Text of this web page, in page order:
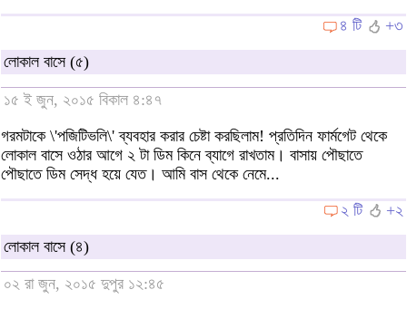
৪ টি
+৩
লোকাল বাসে (৫)
১৫ ই জুন, ২০১৫ বিকাল ৪:৪৭
গরমটাকে \'পজিটিভলি\' ব্যবহার করার চেষ্টা করছিলাম! প্রতিদিন ফার্মগেট থেকে
লোকাল বাসে ওঠার আগে ২ টা ডিম কিনে ব্যাগে রাখতাম। বাসায় পৌছাতে
পৌছাতে ডিম সেদ্ধ হয়ে যেত। আমি বাস থেকে নেমে...
২ টি
+২
লোকাল বাসে (৪)
০২ রা জুন, ২০১৫ দুপুর ১২:৪৫